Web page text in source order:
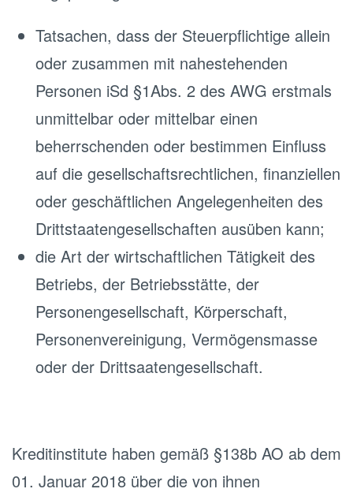
Tatsachen, dass der Steuerpflichtige allein
oder zusammen mit nahestehenden
Personen iSd §1Abs. 2 des AWG erstmals
unmittelbar oder mittelbar einen
beherrschenden oder bestimmen Einfluss
auf die gesellschaftsrechtlichen, finanziellen
oder geschäftlichen Angelegenheiten des
Drittstaatengesellschaften ausüben kann;
die Art der wirtschaftlichen Tätigkeit des
Betriebs, der Betriebsstätte, der
Personengesellschaft, Körperschaft,
Personenvereinigung, Vermögensmasse
oder der Drittsaatengesellschaft.
Kreditinstitute haben gemäß §138b AO ab dem
01. Januar 2018 über die von ihnen